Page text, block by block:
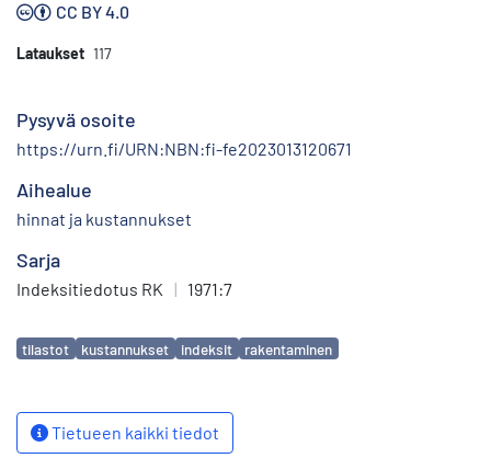
CC BY 4.0
Lataukset 117
Pysyvä osoite
https://urn.fi/URN:NBN:fi-fe2023013120671
Aihealue
hinnat ja kustannukset
Sarja
Indeksitiedotus RK | 1971:7
Avainsanat
tilastot kustannukset indeksit rakentaminen
Tietueen kaikki tiedot